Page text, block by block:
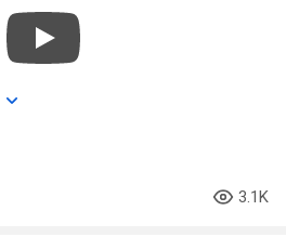
3.1K